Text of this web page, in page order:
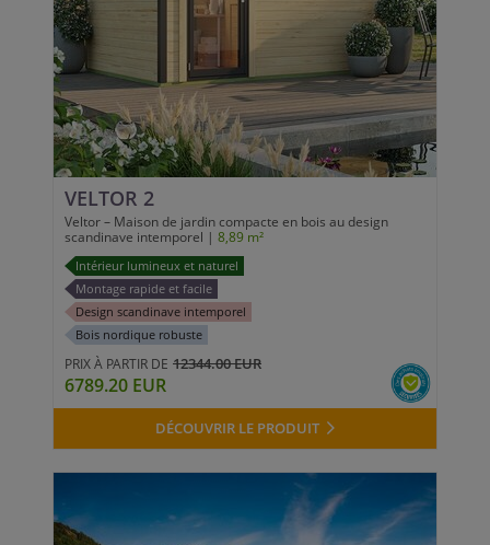
VELTOR 2
Veltor – Maison de jardin compacte en bois au design
scandinave intemporel | 8,89 m²
Intérieur lumineux et naturel
Montage rapide et facile
Design scandinave intemporel
Bois nordique robuste
PRIX À PARTIR DE 12344.00 EUR
6789.20 EUR
DÉCOUVRIR LE PRODUIT